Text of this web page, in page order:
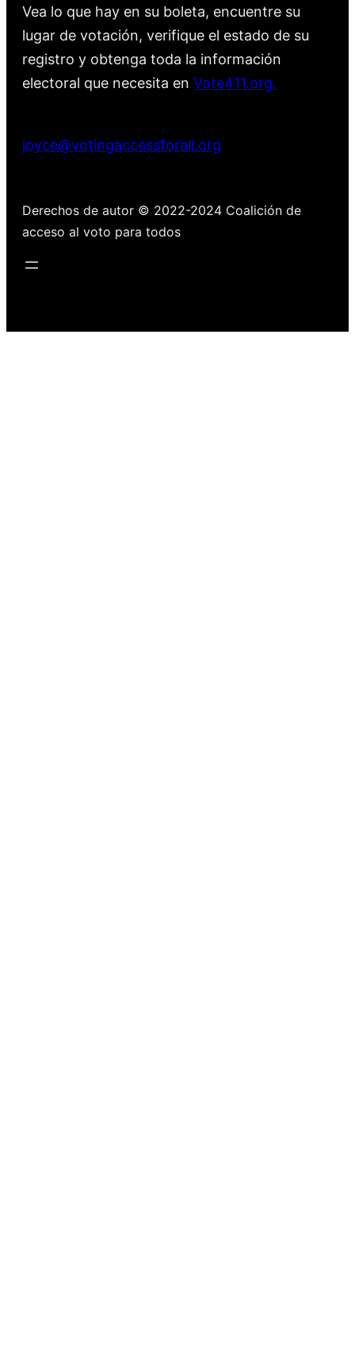
Vea lo que hay en su boleta, encuentre su
lugar de votación, verifique el estado de su
registro y obtenga toda la información
electoral que necesita en Vote411.org.
joyce@votingaccessforall.org
Derechos de autor © 2022-2024 Coalición de
acceso al voto para todos